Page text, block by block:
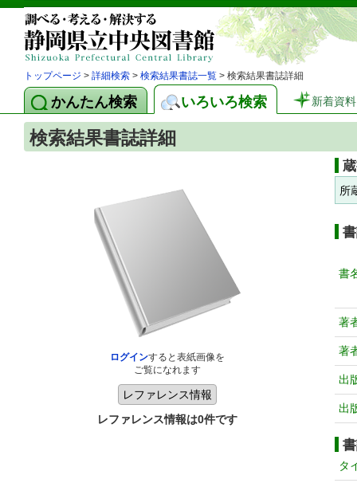
トップページ > 詳細検索 > 検索結果書誌一覧 > 検索結果書誌詳細
かんたん検索 いろいろ検索 新着資料
検索結果書誌詳細
ログインすると表紙画像を
ご覧になれます
レファレンス情報は0件です
所
書
著
著
出
出
タ